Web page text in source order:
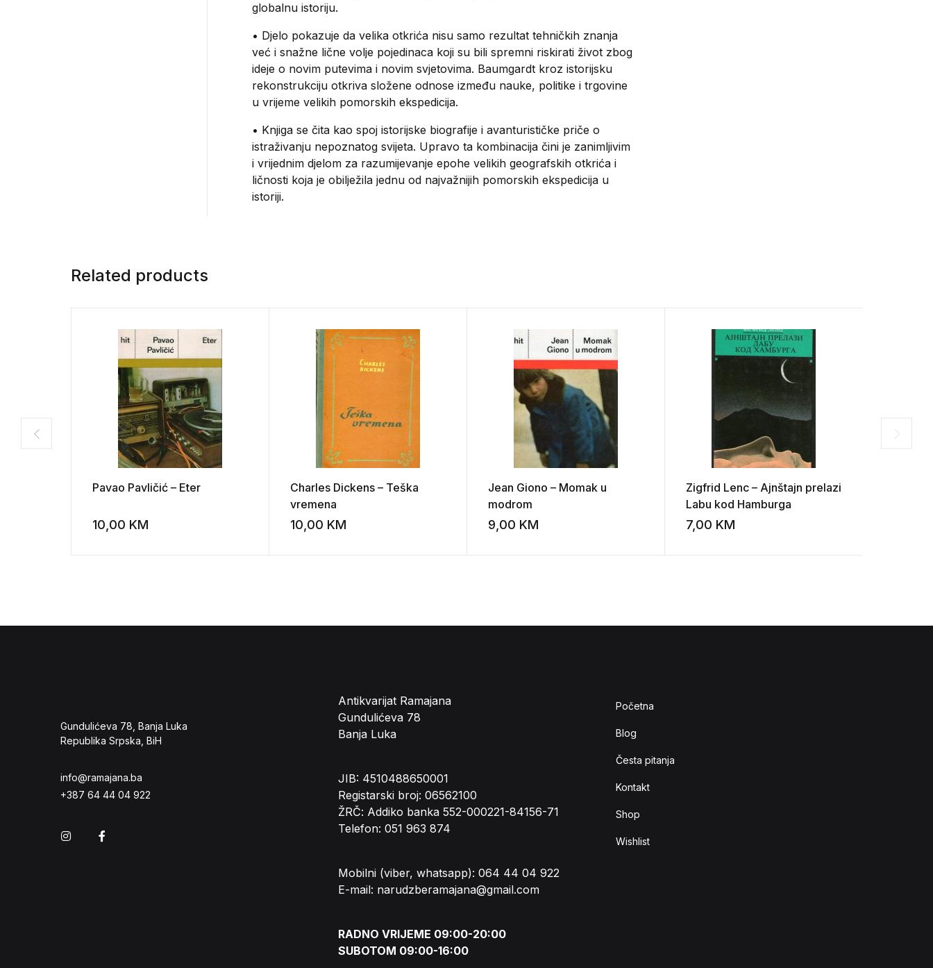
globalnu istoriju.
• Djelo pokazuje da velika otkrića nisu samo rezultat tehničkih znanja
već i snažne lične volje pojedinaca koji su bili spremni riskirati život zbog
ideje o novim putevima i novim svjetovima. Baumgardt kroz istorijsku
rekonstrukciju otkriva složene odnose između nauke, politike i trgovine
u vrijeme velikih pomorskih ekspedicija.
• Knjiga se čita kao spoj istorijske biografije i avanturističke priče o
istraživanju nepoznatog svijeta. Upravo ta kombinacija čini je zanimljivim
i vrijednim djelom za razumijevanje epohe velikih geografskih otkrića i
ličnosti koja je obilježila jednu od najvažnijih pomorskih ekspedicija u
istoriji.
Related products
Pavao Pavličić – Eter
10,00 KM Add to wishlist
Charles Dickens – Teška
vremena
10,00 KM Add to wishlist
Jean Giono – Momak u
modrom
9,00 KM Add to wishlist
Zigfrid Lenc – Ajnštajn prelazi
Labu kod Hamburga
7,00 KM
Gundulićeva 78, Banja Luka
Republika Srpska, BiH
info@ramajana.ba
+387 64 44 04 922
Instagram
Antikvarijat Ramajana
Gundulićeva 78
Banja Luka
JIB: 4510488650001
Registarski broj: 06562100
ŽRČ: Addiko banka 552-000221-84156-71
Telefon: 051 963 874
Mobilni (viber, whatsapp): 064 44 04 922
E-mail: narudzberamajana@gmail.com
RADNO VRIJEME 09:00-20:00
SUBOTOM 09:00-16:00
Početna
Blog
Česta pitanja
Kontakt
Shop
Wishlist